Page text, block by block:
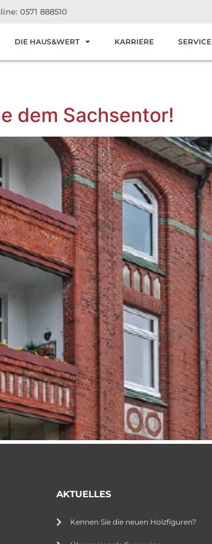
0571 888510
DIE HAUS&WERT KARRIERE SERVICE
dem Sachsentor!
AKTUELLES
Kennen Sie die neuen Holzfiguren?